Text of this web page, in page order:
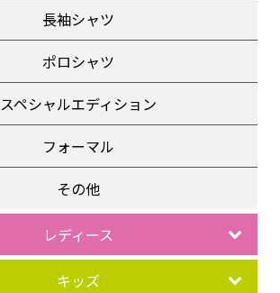
長袖シャツ
ポロシャツ
スペシャルエディション
フォーマル
その他
レディース
キッズ